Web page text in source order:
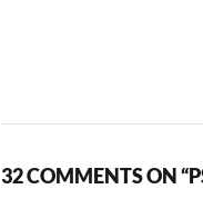
32 COMMENTS ON